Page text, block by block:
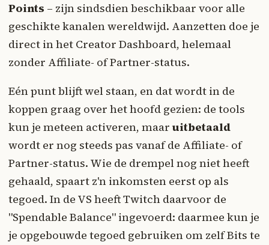
Points – zijn sindsdien beschikbaar voor alle
geschikte kanalen wereldwijd. Aanzetten doe je
direct in het Creator Dashboard, helemaal
zonder Affiliate- of Partner-status.
Eén punt blijft wel staan, en dat wordt in de
koppen graag over het hoofd gezien: de tools
kun je meteen activeren, maar uitbetaald
wordt er nog steeds pas vanaf de Affiliate- of
Partner-status. Wie de drempel nog niet heeft
gehaald, spaart z'n inkomsten eerst op als
tegoed. In de VS heeft Twitch daarvoor de
"Spendable Balance" ingevoerd: daarmee kun je
je opgebouwde tegoed gebruiken om zelf Bits te